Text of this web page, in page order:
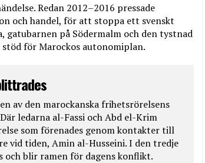
Redan 2012–2016 pressade
och handel, för att stoppa ett svenskt
gatubarnen på Södermalm och den tystnad
stöd för Marockos autonomiplan.
av den marockanska frihetsrörelsens
ledarna al-Fassi och Abd el-Krim
som förenades genom kontakter till
vid tiden, Amin al-Husseini. I den tredje
blir ramen för dagens konflikt.